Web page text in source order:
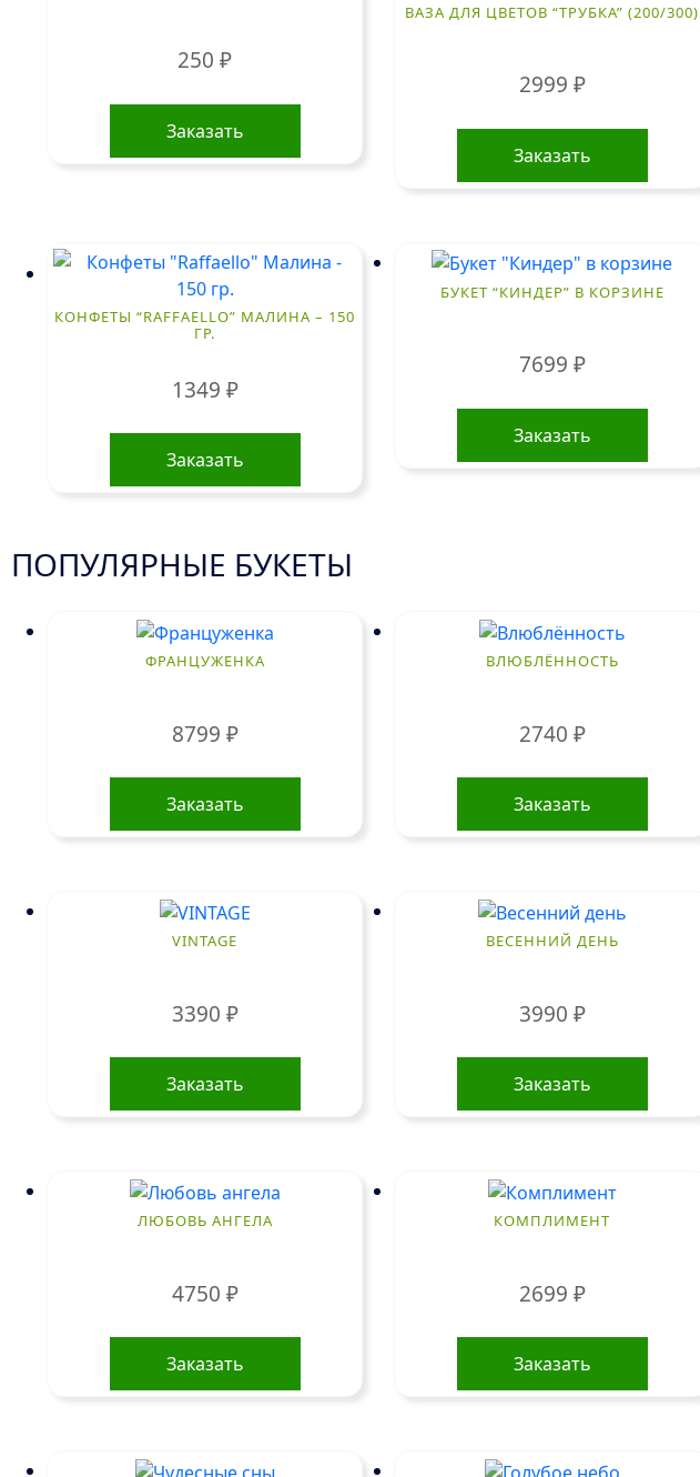
250₽
Заказать
ВАЗА ДЛЯ ЦВЕТОВ “ТРУБКА” (200/300)
2999 ₽
Заказать
КОНФЕТЫ “RAFFAELLO” МАЛИНА – 150
ГР.
1349 ₽
Заказать
БУКЕТ “КИНДЕР” В КОРЗИНЕ
7699 ₽
Заказать
ПОПУЛЯРНЫЕ БУКЕТЫ
ФРАНЦУЖЕНКА
8799 ₽
Заказать
ВЛЮБЛЁННОСТЬ
2740 ₽
Заказать
VINTAGE
3390 ₽
Заказать
ВЕСЕННИЙ ДЕНЬ
3990 ₽
Заказать
ЛЮБОВЬ АНГЕЛА
4750 ₽
Заказать
КОМПЛИМЕНТ
2699 ₽
Заказать